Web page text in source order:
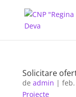
Solicitare
de admin | feb.
Proiecte